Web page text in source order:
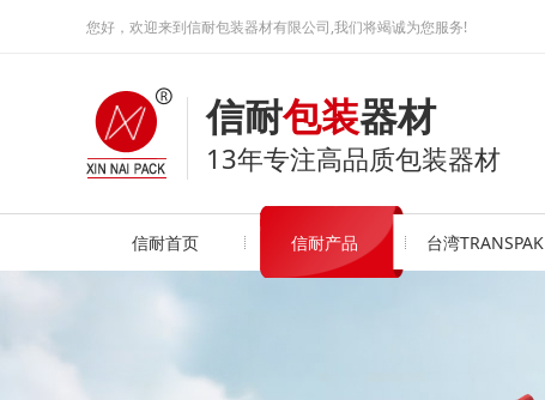
您好，欢迎来到信耐包装器材有限公司,我们将竭诚为您服务!
信耐包装器材
13年专注高品质包装器材
信耐首页 信耐产品 台湾TRANSPAK